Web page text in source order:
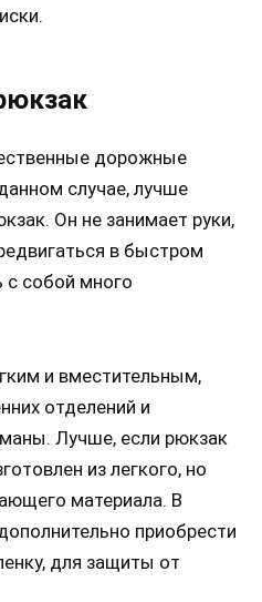
дорожные
случае, лучше
Он не занимает руки,
в быстром
с собой много
и вместительным,
отделений и
Лучше, если рюкзак
из легкого, но
материала. В
приобрести
для защиты от